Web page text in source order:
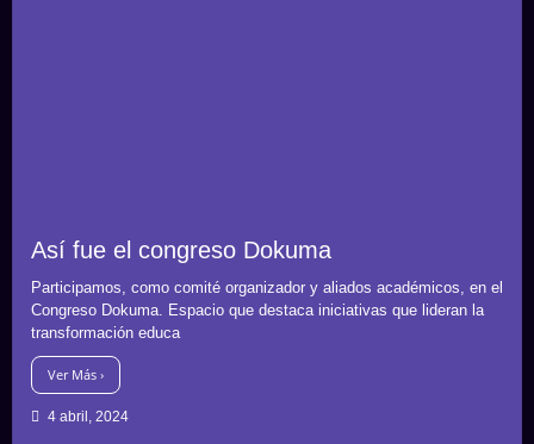
Así fue el congreso Dokuma
Participamos, como comité organizador y aliados académicos, en el
Congreso Dokuma. Espacio que destaca iniciativas que lideran la
transformación educa
Ver Más ›
4 abril, 2024